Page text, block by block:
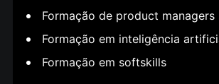
Formação de product managers
Formação em inteligência
Formação em softskills